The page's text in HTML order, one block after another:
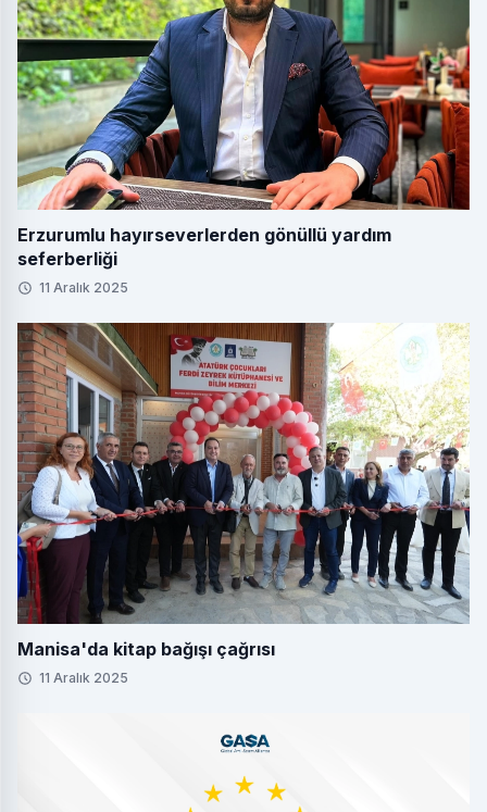
Erzurumlu hayırseverlerden gönüllü yardım
seferberliği
11 Aralık 2025
Manisa'da kitap bağışı çağrısı
11 Aralık 2025